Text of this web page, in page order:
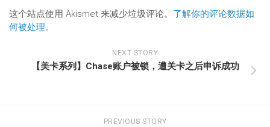
这个站点使用 Akismet 来减少垃圾评论。 了解你的评论数据如
何被处理。
NEXT STORY
【美卡系列】Chase账户被锁，遭关卡之后申诉成功
PREVIOUS STORY